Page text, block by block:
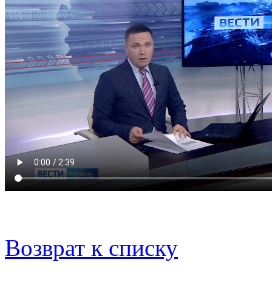
Возврат к списку